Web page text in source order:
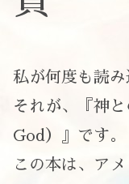
私が何度も読み
それが、『神
God）』です。
この本は、ア